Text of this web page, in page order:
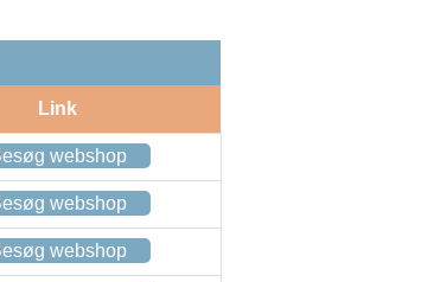
Link
webshop
webshop
webshop